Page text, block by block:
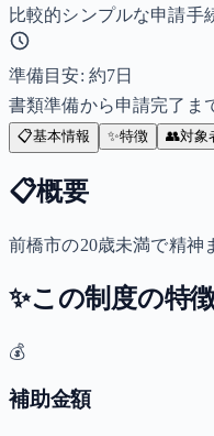
比較的シンプルな申請手
準備目安: 約7日
書類準備から申請完了ま
📋基本情報 ✨特徴 👥対象
📋概要
前橋市の20歳未満で精神
✨この制度の特
💰
補助金額